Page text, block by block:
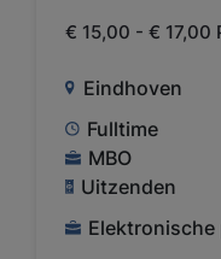
€ 15,00 - € 17,00
Eindhoven
Fulltime
MBO
Uitzenden